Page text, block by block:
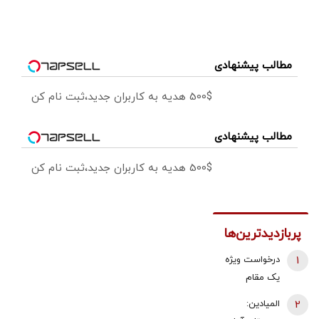
مطالب پیشنهادی
500$ هدیه به کاربران جدید،ثبت نام کن
مطالب پیشنهادی
500$ هدیه به کاربران جدید،ثبت نام کن
پربازدیدترین‌ها
درخواست ویژه
یک مقام
جوانان: اگر
1
المیادین:
2